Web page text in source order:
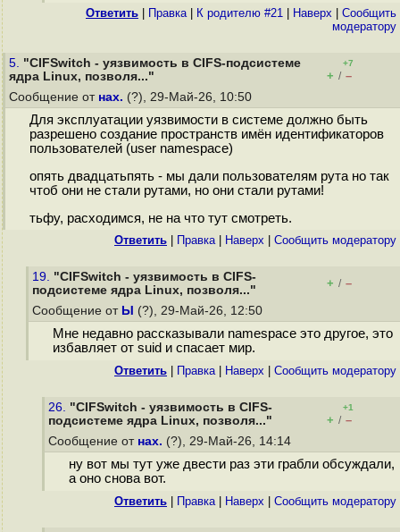
Ответить Правка| К родителю #21 Наверх
Cообщить
модератору
5. "CIFSwitch - уязвимость в CIFS-подсистеме
ядра Linux, позволя..."
+7
+ / –
Сообщение от нах. (?), 29-Май-26, 10:50
Для эксплуатации уязвимости в системе должно быть
разрешено создание пространств имён идентификаторов
пользователей (user namespace)
опять двадцатьпять - мы дали пользователям рута но так
чтоб они не стали рутами, но они стали рутами!
тьфу, расходимся, не на что тут смотреть.
Ответить Правка| Наверх Cообщить модератору
19. "CIFSwitch - уязвимость в CIFS-
подсистеме ядра Linux, позволя..."
+ / –
Сообщение от Ы (?), 29-Май-26, 12:50
Мне недавно рассказывали namespace это другое, это
избавляет от suid и спасает мир.
Ответить Правка| Наверх Cообщить модератору
26. "CIFSwitch - уязвимость в CIFS-
подсистеме ядра Linux, позволя..."
+1
+ / –
Сообщение от нах. (?), 29-Май-26, 14:14
ну вот мы тут уже двести раз эти грабли обсуждали,
а оно снова вот.
Ответить Правка| Наверх Cообщить модератору